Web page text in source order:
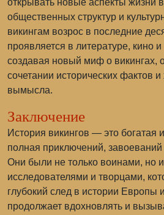
открывать новые аспекты жизни
общественных структур и
викингам возрос в последние
проявляется в литературе, кино
создавая новый миф о викингах,
сочетании исторических фактов
вымысла.
Заключение
История викингов — это богатая
полная приключений, завоеваний
Они были не только воинами, но
исследователями и творцами,
глубокий след в истории Европы
продолжает вдохновлять и